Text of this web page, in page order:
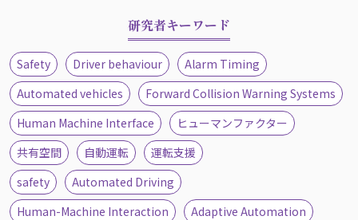
研究者キーワード
Safety Driver behaviour
Alarm Timing
Automated vehicles
Forward Collision Warning Systems
Human Machine Interface
ヒューマンファクター
共有空間
自動運転
運転支援
safety
Automated Driving
Human-Machine Interaction
Adaptive Automation